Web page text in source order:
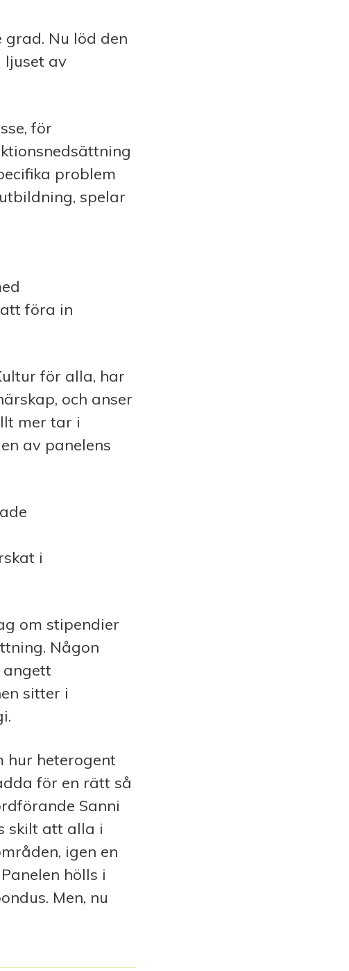
Nu löd den
ljuset av
för
problem
spelar
föra in
för alla, har
och anser
mer tar i
av panelens
i
om stipendier
Någon
angett
sitter i
hur heterogent
för en rätt så
Sanni
skilt att alla i
igen en
hölls i
Men, nu